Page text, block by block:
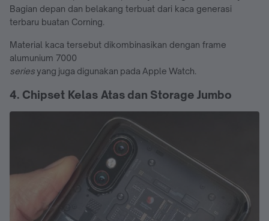
Bagian depan dan belakang terbuat dari kaca generasi
terbaru buatan Corning.
Material kaca tersebut dikombinasikan dengan frame
alumunium 7000
seriesyang juga digunakan pada Apple Watch.
4. Chipset Kelas Atas dan Storage Jumbo